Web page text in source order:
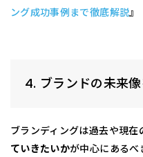
ング成功事例まで徹底解説』
4. ブランドの未来像
ブランディングは過去や現在
ていきたいかが中心にあるべ